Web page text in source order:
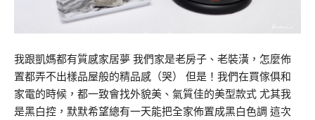
我跟凱媽都有質感家居夢 我們家是老房子、老裝潢，怎麼佈
置都弄不出樣品屋般的精品感（哭） 但是！我們在買傢俱和
家電的時候，都一致會找外貌美、氣質佳的美型款式 尤其我
是黑白控，默默希望總有一天能把全家佈置成黑白色調 這次